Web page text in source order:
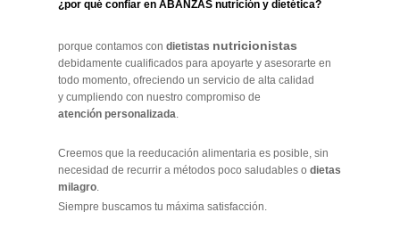
¿por qué confiar en ABANZAS nutrición y dietética?
porque contamos con dietistas nutricionistas
debidamente cualificados para apoyarte y asesorarte en
todo momento, ofreciendo un servicio de alta calidad
y cumpliendo con nuestro compromiso de
atención personalizada
Creemos que la reeducación alimentaria es posible, sin
necesidad de recurrir a métodos poco saludables o dietas
milagro
Siempre buscamos tu máxima satisfacción.